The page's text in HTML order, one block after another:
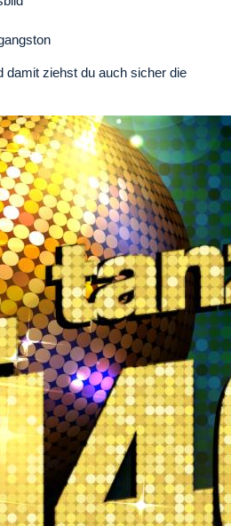
damit ziehst du auch sicher die